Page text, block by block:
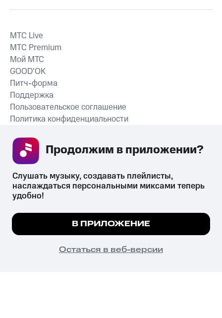
СКАЧАТЬ ПРИЛОЖЕНИЕ
MTС Live
MTС Premium
Мой МТС
GOOD’OK
Питч-форма
Поддержка
Пользовательское соглашение
Политика конфиденциальности
психотропных веществ, их аналогов причиняет вред здоровью,
их незаконный оборот запрещён и влечёт установленную
законодательством ответственность.
© 2026 ООО «КИОН».
Все права защищены
Мы используем куки, чтобы на сайте все
Подробнее
ПОНЯТНО
Слушать музыку, создавать плейлисты,
наслаждаться персональными миксами теперь
удобно!
В ПРИЛОЖЕНИЕ
Остаться в веб-версии